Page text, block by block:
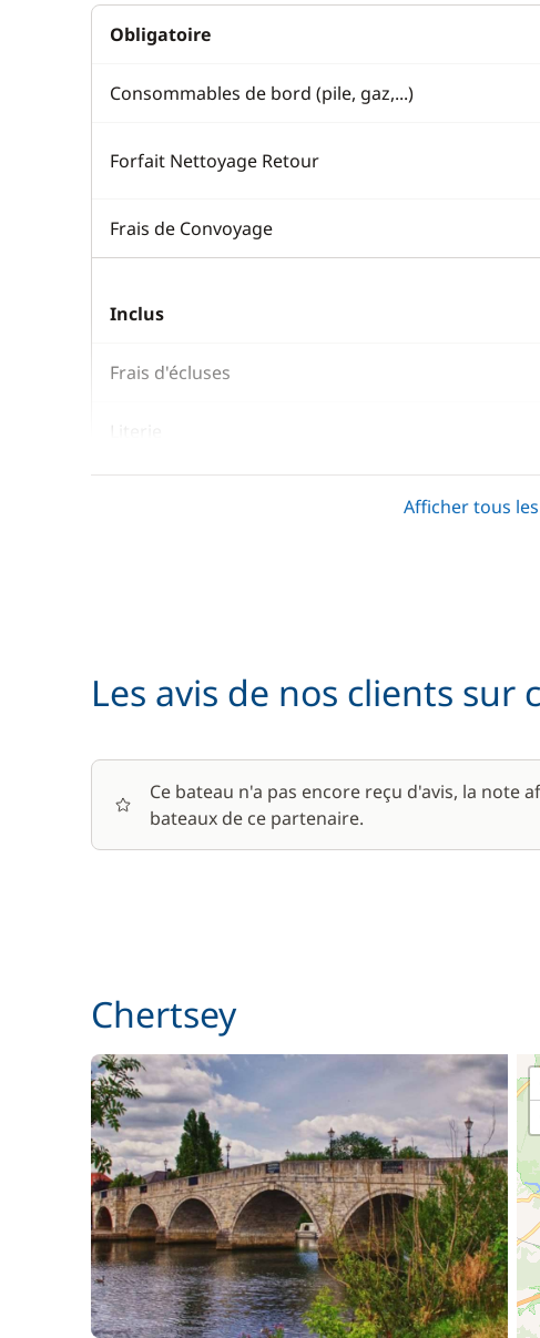
Obligatoire
Consommables de bord (pile, gaz,...)
Forfait Nettoyage Retour
Frais de Convoyage
Inclus
Frais d'écluses
Literie
Animaux de compagnie
Location de vélo - Adulte
Parking Voitures
Siège bébé
Wifi
Afficher tous
Les avis de nos clients sur
Ce bateau n'a pas encore reçu d'avis, la note
bateaux de ce partenaire.
Chertsey